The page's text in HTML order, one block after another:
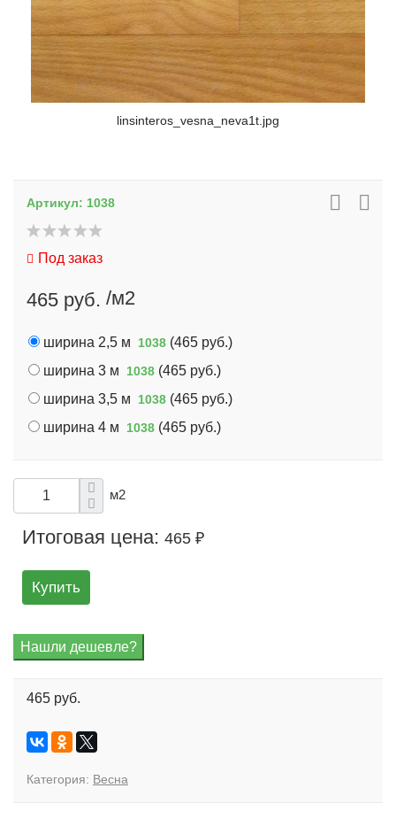
linsinteros_vesna_neva1t.jpg
Артикул: 1038
Под заказ
465 руб. /м2
ширина 2,5 м 1038 (465 руб.)
ширина 3 м
1038 (465 руб.)
ширина 3,5 м
1038 (465 руб.)
ширина 4 м
1038 (465 руб.)
м2
Итоговая цена: 465 ₽
Купить
465 руб.
Категория: Весна